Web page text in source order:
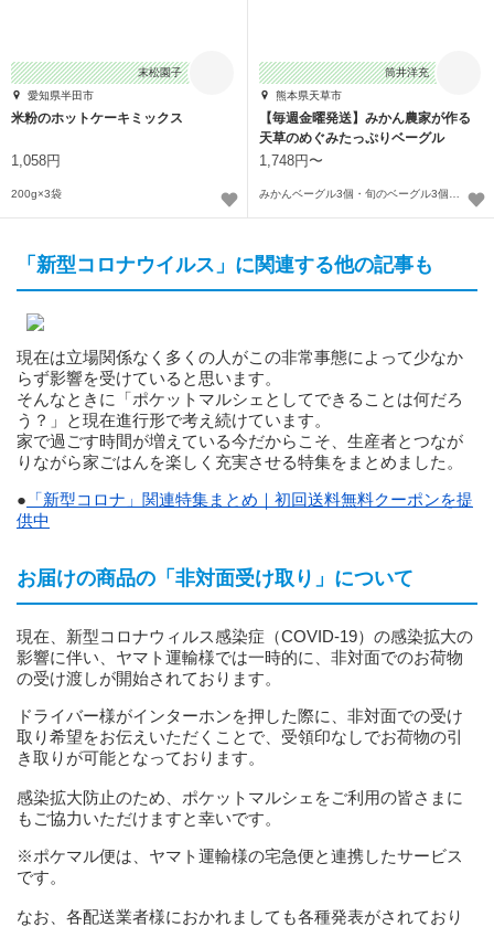
末松園子
愛知県半田市
米粉のホットケーキミックス
1,058円
200g×3袋
筒井洋充
熊本県天草市
【毎週金曜発送】みかん農家が作る
天草のめぐみたっぷりベーグル
1,748円〜
「新型コロナウイルス」に関連する他の記事も
現在は立場関係なく多くの人がこの非常事態によって少なか
らず影響を受けていると思います。
そんなときに「ポケットマルシェとしてできることは何だろ
う？」と現在進行形で考え続けています。
家で過ごす時間が増えている今だからこそ、生産者とつなが
りながら家ごはんを楽しく充実させる特集をまとめました。
● 「新型コロナ」関連特集まとめ｜初回送料無料クーポンを提
供中
お届けの商品の「非対面受け取り」について
現在、新型コロナウィルス感染症（COVID-19）の感染拡大の
影響に伴い、ヤマト運輸様では一時的に、非対面でのお荷物
の受け渡しが開始されております。
ドライバー様がインターホンを押した際に、非対面での受け
取り希望をお伝えいただくことで、受領印なしでお荷物の引
き取りが可能となっております。
感染拡大防止のため、ポケットマルシェをご利用の皆さまに
もご協力いただけますと幸いです。
※ポケマル便は、ヤマト運輸様の宅急便と連携したサービス
です。
なお、各配送業者様におかれましても各種発表がされており